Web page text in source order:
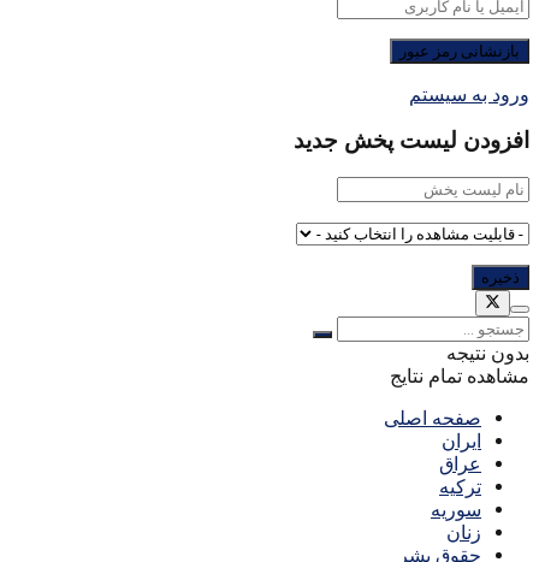
ورود به سیستم
افزودن لیست پخش جدید
بدون نتیجه
مشاهده تمام نتایج
صفحه اصلی
ایران
عراق
ترکیه
سوریه
زنان
حقوق بشر